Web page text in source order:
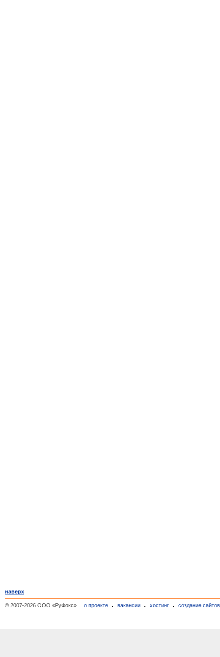
наверх
© 2007-2026 ООО «РуФокс» о проекте вакансии хостинг создание сайтов